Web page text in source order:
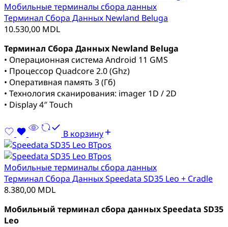
Мобильные терминалы сбора данных
Терминал Сбора Данных Newland Beluga
10.530,00 MDL
Терминал Сбора Данных Newland Beluga
• Операционная система Android 11 GMS
• Процессор Quadcore 2.0 (Ghz)
• Оперативная память 3 (Гб)
• Технология сканирования: imager 1D / 2D
• Display 4″ Touch
В корзину
Мобильные терминалы сбора данных
Терминал Сбора Данных Speedata SD35 Leo + Cradle
8.380,00 MDL
Мобильный терминал сбора данных Speedata SD35
Leo